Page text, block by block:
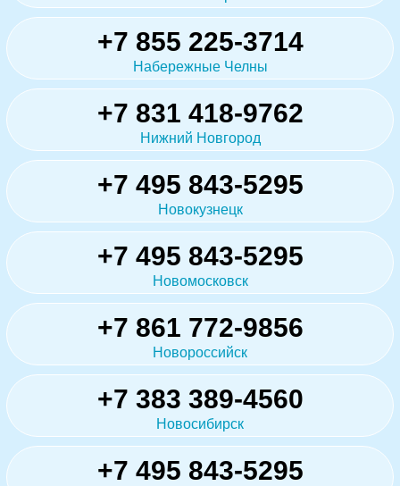
+7 855 225-3714
Набережные Челны
+7 831 418-9762
Нижний Новгород
+7 495 843-5295
Новокузнецк
+7 495 843-5295
Новомосковск
+7 861 772-9856
Новороссийск
+7 383 389-4560
Новосибирск
+7 495 843-5295